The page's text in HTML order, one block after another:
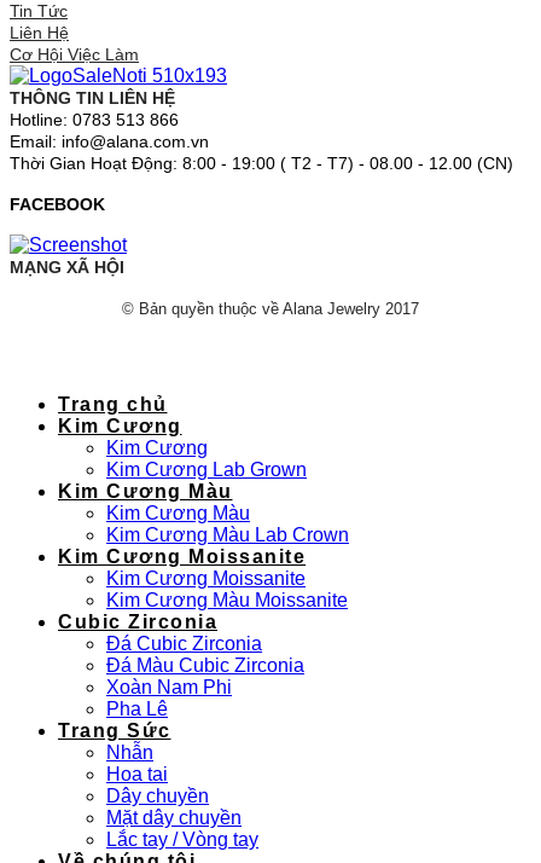
Tin Tức
Liên Hệ
Cơ Hội Việc Làm
THÔNG TIN LIÊN HỆ
Hotline: 0783 513 866
Email: info@alana.com.vn
Thời Gian Hoạt Động: 8:00 - 19:00 ( T2 - T7) - 08.00 - 12.00 (CN)
FACEBOOK
MẠNG XÃ HỘI
© Bản quyền thuộc về Alana Jewelry 2017
Trang chủ
Kim Cương
Kim Cương
Kim Cương Lab Grown
Kim Cương Màu
Kim Cương Màu
Kim Cương Màu Lab Crown
Kim Cương Moissanite
Kim Cương Moissanite
Kim Cương Màu Moissanite
Cubic Zirconia
Đá Cubic Zirconia
Đá Màu Cubic Zirconia
Xoàn Nam Phi
Pha Lê
Trang Sức
Nhẫn
Hoa tai
Dây chuyền
Mặt dây chuyền
Lắc tay / Vòng tay